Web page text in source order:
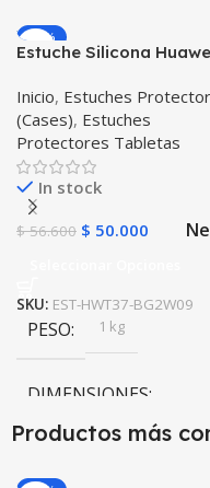
-12%
Estuche Silicona
Inicio, Estuches
(Cases), Estuches
Protectores Tabletas
In stock
$56.600 $ 50.000
SKU: EST-HWT37-BG2W09
PESO 1 kg
DIMENSIONES
Productos más